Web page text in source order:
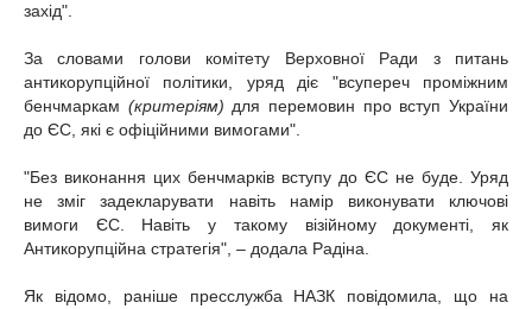
захід".
За словами голови комітету Верховної Ради з питань
антикорупційної політики, уряд діє "всупереч проміжним
бенчмаркам (критеріям) для перемовин про вступ України
до ЄС, які є офіційними вимогами".
"Без виконання цих бенчмарків вступу до ЄС не буде. Уряд
не зміг задекларувати навіть намір виконувати ключові
вимоги ЄС. Навіть у такому візійному документі, як
Антикорупційна стратегія", – додала Радіна.
Як відомо, раніше пресслужба НАЗК повідомила, що на